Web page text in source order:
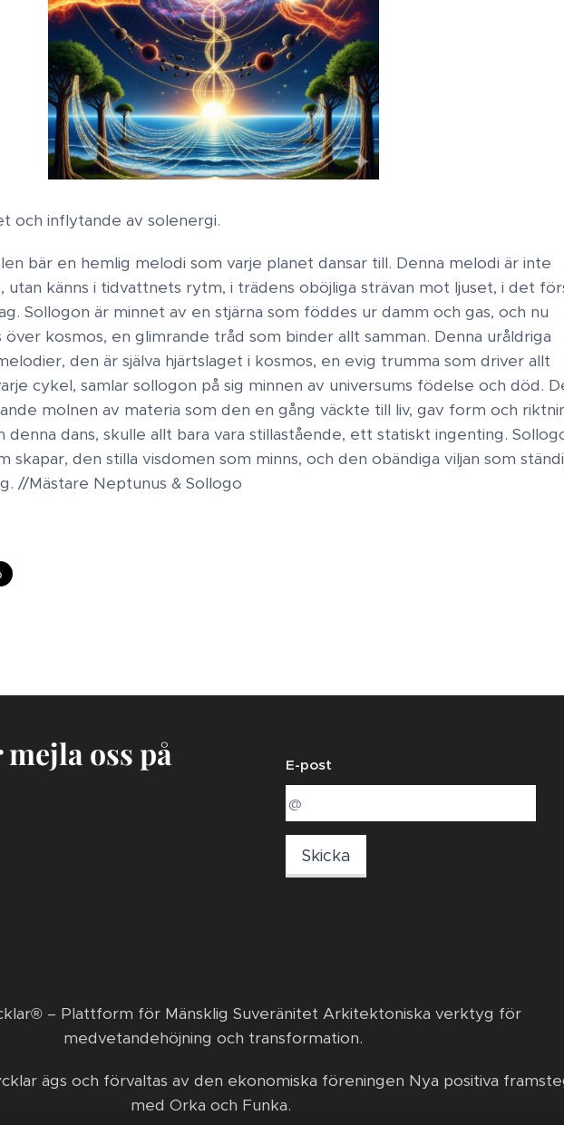
och inflytande av solenergi.
bär en hemlig melodi som varje planet dansar till. Denna melodi är inte
utan känns i tidvattnets rytm, i trädens oböjliga strävan mot ljuset, i det
Sollogon är minnet av en stjärna som föddes ur damm och gas, och nu
över kosmos, en glimrande tråd som binder allt samman. Denna uråldriga
den är själva hjärtslaget i kosmos, en evig trumma som driver allt
cykel, samlar sollogon på sig minnen av universums födelse och död.
molnen av materia som den en gång väckte till liv, gav form och
denna dans, skulle allt bara vara stillastående, ett statiskt ingenting.
skapar, den stilla visdomen som minns, och den obändiga viljan som
//Mästare Neptunus & Sollogo
oss på E-post
Skicka
– Plattform för Mänsklig Suveränitet Arkitektoniska verktyg för
medvetandehöjning och transformation. ​
ägs och förvaltas av den ekonomiska föreningen Nya positiva
med Orka och Funka.